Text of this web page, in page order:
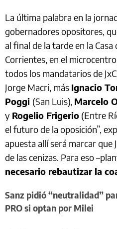
La última palabra en la
gobernadores opositores,
al final de la tarde en la
Corrientes, en el
todos los mandatarios de
Jorge Macri, más Ignacio
Poggi (San Luis), Marcelo
y Rogelio Frigerio (Entre
el futuro de la oposición”,
apuesta allí será marcar que
de las cenizas. Para eso
necesario rebautizar la
Sanz pidió “neutralidad”
PRO si optan por Milei